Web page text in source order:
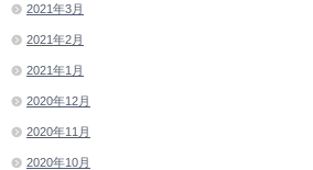
2021年3月
2021年2月
2021年1月
2020年12月
2020年11月
2020年10月